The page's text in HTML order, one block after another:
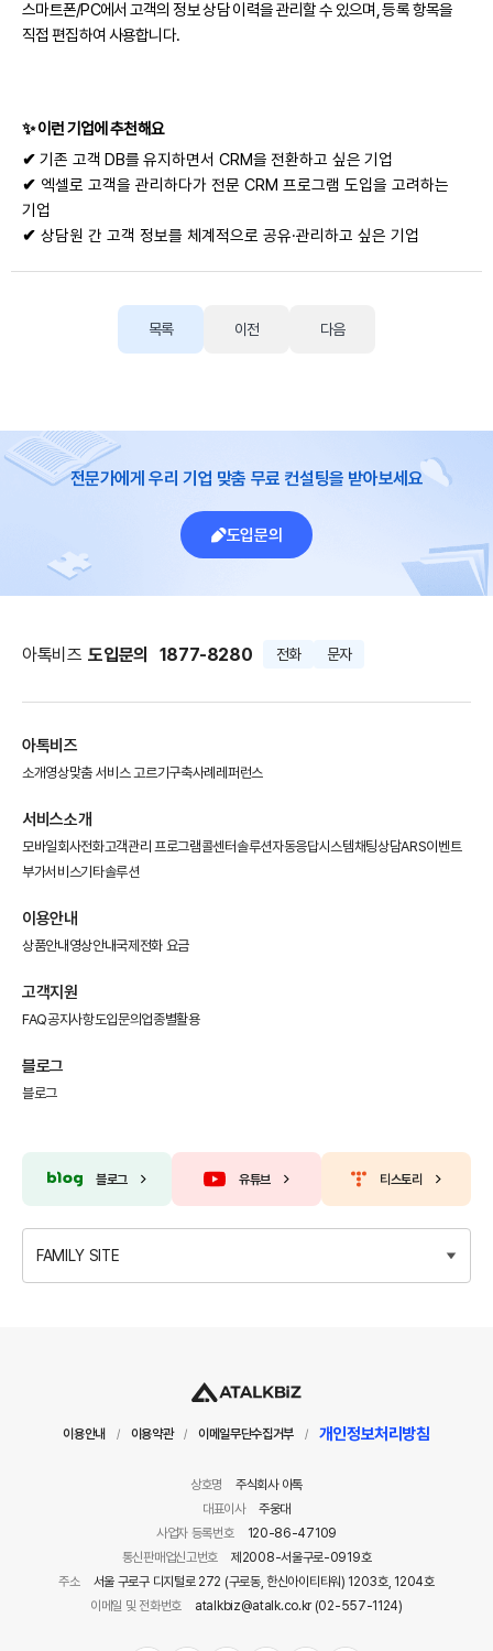
스마트폰/PC에서 고객의 정보 상담 이력을 관리할 수 있으며, 등록 항목을
직접 편집하여 사용합니다.
✨이런 기업에 추천해요
✔ 기존 고객 DB를 유지하면서 CRM을 전환하고 싶은 기업
✔ 엑셀로 고객을 관리하다가 전문 CRM 프로그램 도입을 고려하는
기업
✔ 상담원 간 고객 정보를 체계적으로 공유·관리하고 싶은 기업
목록 이전 다음
전문가에게 우리 기업 맞춤 무료 컨설팅을 받아보세요
도입문의
아톡비즈 도입문의 1877-8280 전화 문자
아톡비즈
소개영상맞춤 서비스 고르기구축사례 레퍼런스
서비스소개
모바일회사전화고객관리 프로그램콜센터솔루션자동응답시스템채팅상담ARS이벤트
부가서비스기타솔루션
이용안내
상품안내 영상안내국제전화 요금
고객지원
FAQ공지사항도입문의 업종별활용
블로그
블로그
블로그 유튜브 티스토리
FAMILY SITE
이용안내 / 이용약관 / 이메일무단수집거부 / 개인정보처리방침
상호명
주식회사 아톡
대표이사
주웅대
사업자 등록번호
120-86-47109
통신판매업신고번호
제2008-서울구로-0919호
주소
서울 구로구 디지털로 272 (구로동, 한신아이티타워) 1203호, 1204호
이메일 및 전화번호
atalkbiz@atalk.co.kr (02-557-1124)